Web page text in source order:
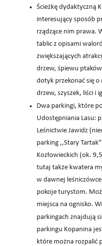
Ścieżkę dydaktyczną
interesujący sposób
rządzące nim prawa.
tablic z opisami
zwiększających
drzew, śpiewu
dotyk przekonać się
drzew, szyszek, liści i
Dwa parkingi, które
Udostępniania Lasu:
Leśnictwie Jawidz
parking ,,Stary
Kozłowieckich (ok.
tutaj także kwatera
w dawnej
pokoje turystom.
miejsca na ognisko.
parkingach znajdują
parkingu Kopanina
które można rozpalić